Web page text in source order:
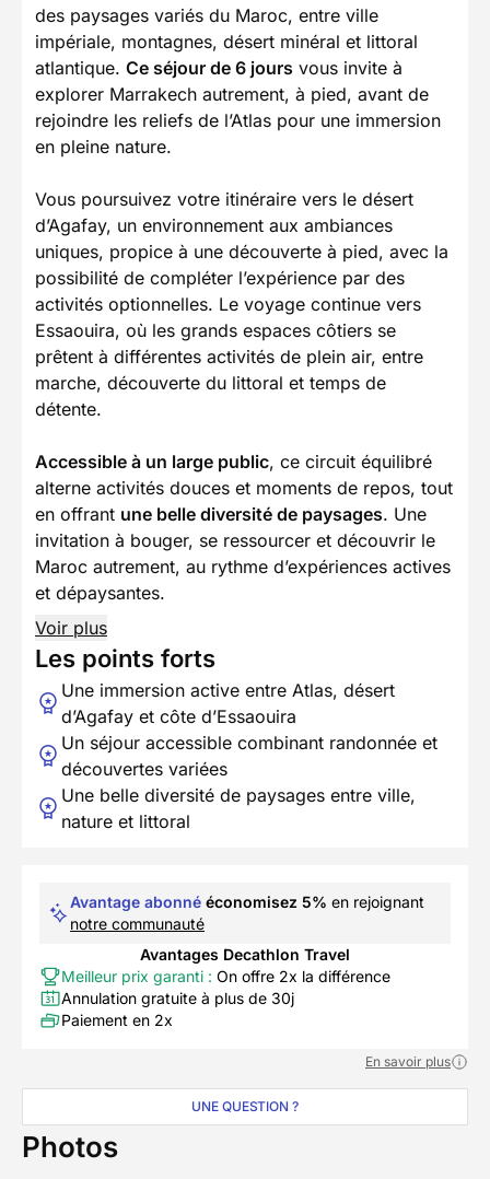
des paysages variés du Maroc, entre ville
impériale, montagnes, désert minéral et littoral
atlantique. Ce séjour de 6 jours vous invite à
explorer Marrakech autrement, à pied, avant de
rejoindre les reliefs de l’Atlas pour une immersion
en pleine nature.
Vous poursuivez votre itinéraire vers le désert
d’Agafay, un environnement aux ambiances
uniques, propice à une découverte à pied, avec la
possibilité de compléter l’expérience par des
activités optionnelles. Le voyage continue vers
Essaouira, où les grands espaces côtiers se
prêtent à différentes activités de plein air, entre
marche, découverte du littoral et temps de
détente.
Accessible à un large public, ce circuit équilibré
alterne activités douces et moments de repos, tout
en offrant une belle diversité de paysages. Une
invitation à bouger, se ressourcer et découvrir le
Maroc autrement, au rythme d’expériences actives
et dépaysantes.
Voir plus
Les points forts
Une immersion active entre Atlas, désert
d’Agafay et côte d’Essaouira
Un séjour accessible combinant randonnée et
découvertes variées
Une belle diversité de paysages entre ville,
nature et littoral
Avantage abonné économisez 5% en rejoignant
notre communauté
Avantages Decathlon Travel
Meilleur prix garanti : On offre 2x la différence
Annulation gratuite à plus de 30j
Paiement en 2x
En savoir plus
UNE QUESTION ?
Photos